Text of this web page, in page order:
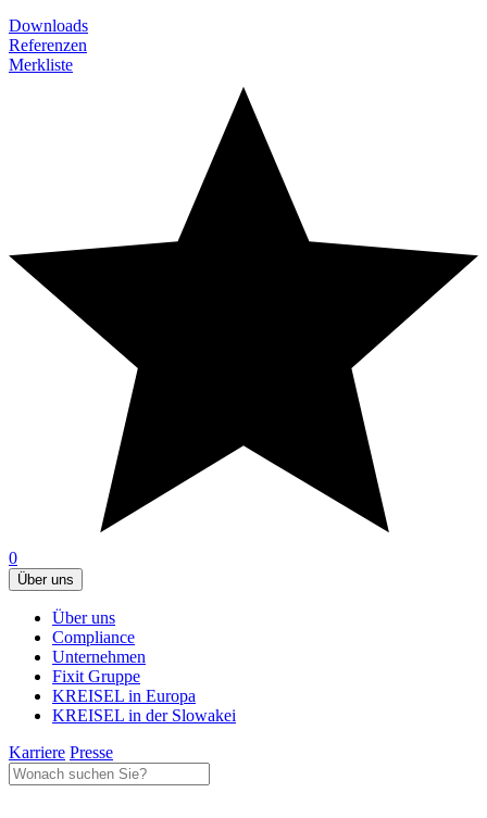
Downloads
Referenzen
Merkliste
0
Über uns
Über uns
Compliance
Unternehmen
Fixit Gruppe
KREISEL in Europa
KREISEL in der Slowakei
Karriere Presse